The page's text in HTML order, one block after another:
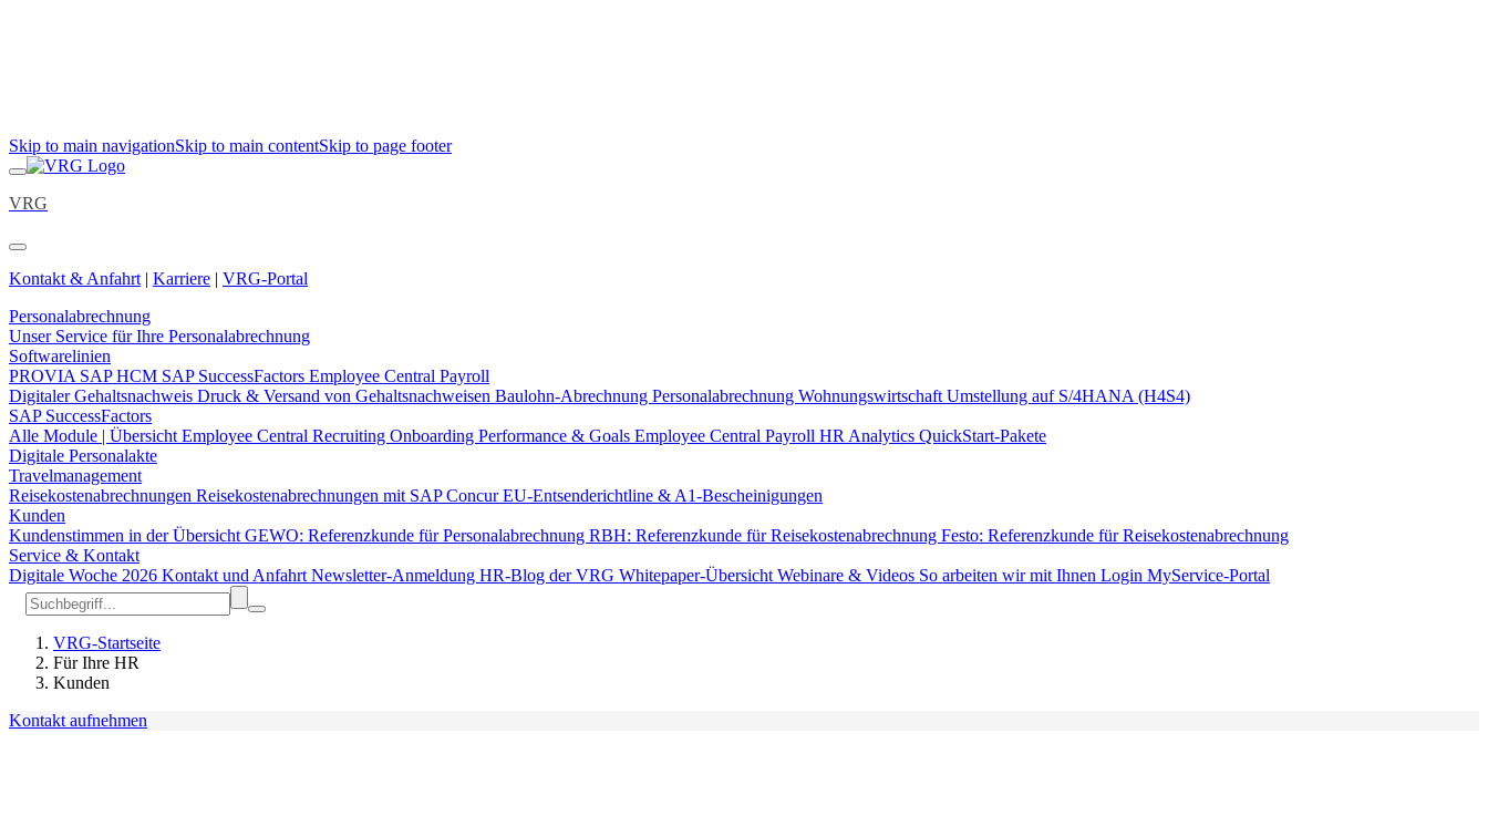
Skip to main navigationSkip to main contentSkip to page footer
VRG
Kontakt & Anfahrt | Karriere | VRG-Portal
Personalabrechnung
Unser Service für Ihre Personalabrechnung
Softwarelinien
PROVIA SAP HCM SAP SuccessFactors Employee Central Payroll
Digitaler Gehaltsnachweis Druck & Versand von Gehaltsnachweisen Baulohn-Abrechnung Personalabrechnung Wohnungswirtschaft Umstellung auf S/4HANA (H4S4)
SAP SuccessFactors
Alle Module | Übersicht Employee Central Recruiting Onboarding Performance & Goals Employee Central Payroll HR Analytics QuickStart-Pakete
Digitale Personalakte
Travelmanagement
Reisekostenabrechnungen Reisekostenabrechnungen mit SAP ConcurEU-Entsenderichtline & A1-Bescheinigungen
Kunden
Kundenstimmen in der Übersicht GEWO: Referenzkunde für Personalabrechnung RBH: Referenzkunde für Reisekostenabrechnung Festo: Referenzkunde für Reisekostenabrechnung
Service & Kontakt
Digitale Woche 2026 Kontakt und Anfahrt Newsletter-Anmeldung HR-Blog der VRG Whitepaper-Übersicht Webinare & Videos So arbeiten wir mit Ihnen Login MyService-Portal
VRG-Startseite
Für Ihre HR
Kunden
Kontakt aufnehmen